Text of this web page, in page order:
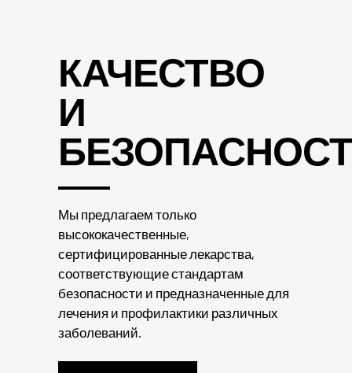
КАЧЕСТВО
И
Мы предлагаем только
высококачественные,
сертифицированные лекарства,
соответствующие стандартам
безопасности и предназначенные для
лечения и профилактики различных
заболеваний.